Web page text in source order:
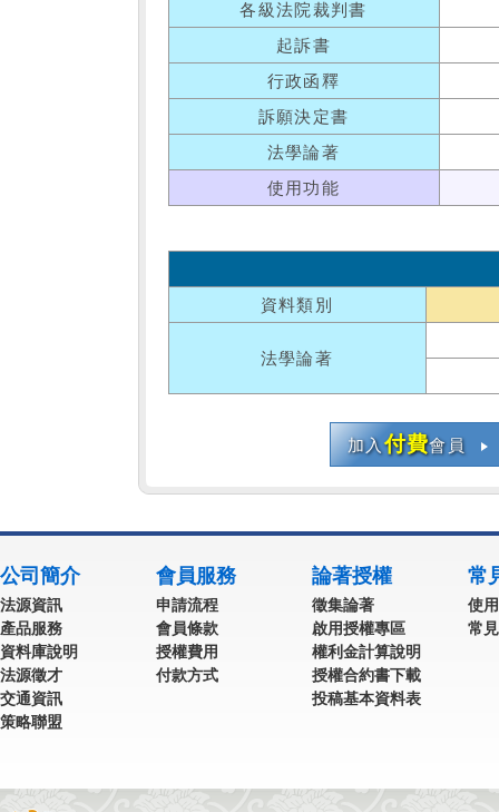
各級法院裁判書
起訴書
行政函釋
訴願決定書
法學論著
使用功能
資料類別
法學論著
加入付費會員
公司簡介
法源資訊
產品服務
資料庫說明
法源徵才
交通資訊
策略聯盟
會員服務
申請流程
會員條款
授權費用
付款方式
論著授權
徵集論著
啟用授權專區
權利金計算說明
授權合約書下載
投稿基本資料表
常
使
常